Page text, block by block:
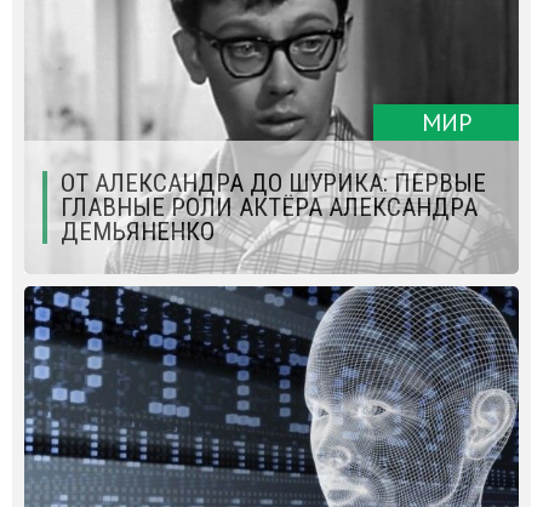
МИР
ОТ АЛЕКСАНДРА ДО ШУРИКА: ПЕРВЫЕ
ГЛАВНЫЕ РОЛИ АКТЁРА АЛЕКСАНДРА
ДЕМЬЯНЕНКО